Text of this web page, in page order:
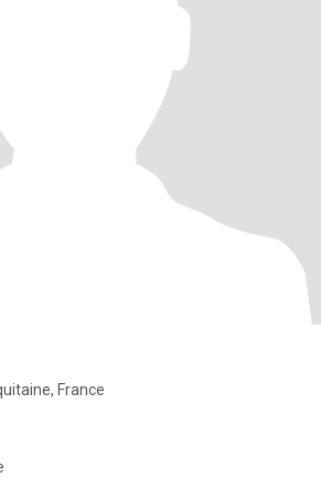
France